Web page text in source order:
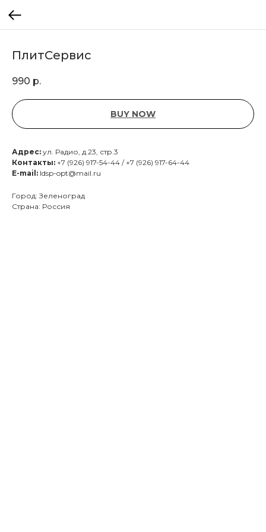
ПлитСервис
990 р.
BUY NOW
Адрес: ул. Радио, д.23, стр.3
Контакты: +7 (926) 917-54-44 / +7 (926) 917-64-44
E-mail: ldsp-opt@mail.ru
Город: Зеленоград
Страна: Россия